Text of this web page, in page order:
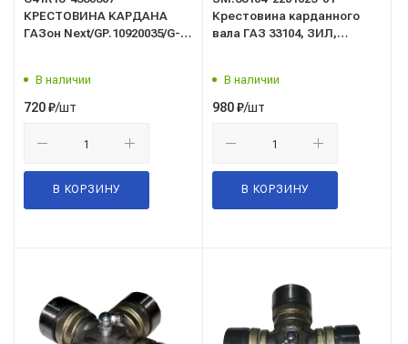
КРЕСТОВИНА КАРДАНА
ГАЗон Next/GP.10920035/G-
В наличии
720₽/шт
В КОРЗИНУ
Крестовина карданного
вала ГАЗ 33104, ЗИЛ,
В наличии
980₽/шт
В КОРЗИНУ